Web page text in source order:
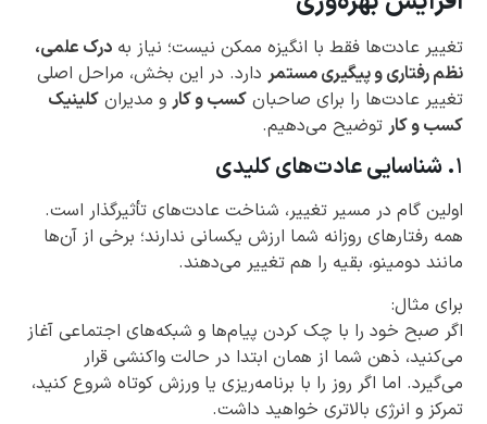
تغییر عادت‌ها فقط با انگیزه ممکن نیست؛ نیاز به درک علمی،
نظم رفتاری و پیگیری مستمر دارد. در این بخش، مراحل اصلی
تغییر عادت‌ها را برای صاحبان کسب و کار و مدیران کلینیک
کسب و کار توضیح می‌دهیم.
۱. شناسایی عادت‌های کلیدی
اولین گام در مسیر تغییر، شناخت عادت‌های تأثیرگذار است.
همه رفتارهای روزانه شما ارزش یکسانی ندارند؛ برخی از آن‌ها
مانند دومینو، بقیه را هم تغییر می‌دهند.
برای مثال:
اگر صبح خود را با چک کردن پیام‌ها و شبکه‌های اجتماعی آغاز
می‌کنید، ذهن شما از همان ابتدا در حالت واکنشی قرار
می‌گیرد. اما اگر روز را با برنامه‌ریزی یا ورزش کوتاه شروع کنید،
تمرکز و انرژی بالاتری خواهید داشت.